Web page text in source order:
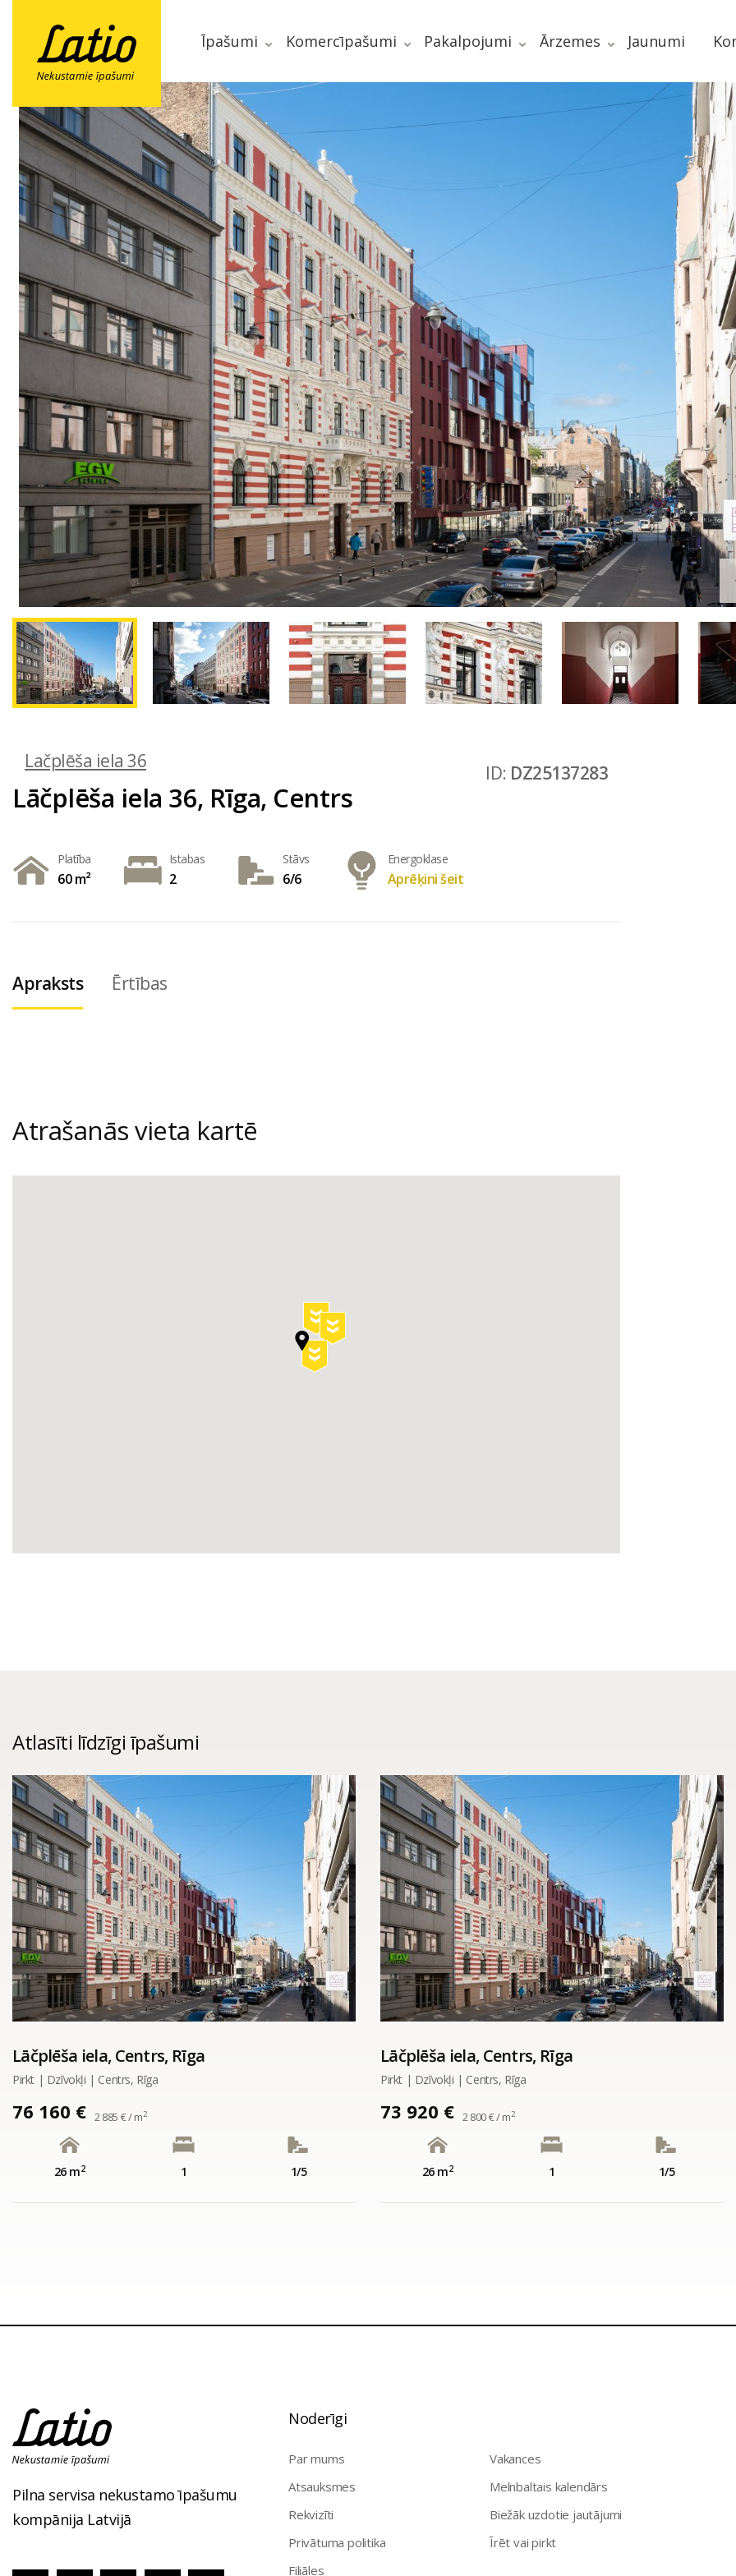
Īpašumi Komercīpašumi Pakalpojumi Ārzemes Jaunumi
Lačplēša iela 36
ID: DZ25137283
Lāčplēša iela 36, Rīga, Centrs
Platība
60 m²
Istabas
2
Stāvs
6/6
Energoklase
Aprēķini šeit
Apraksts Ērtības
Atrašanās vieta kartē
Atlasīti līdzīgi īpašumi
Lāčplēša iela, Centrs, Rīga
Pirkt | Dzīvokļi | Centrs, Rīga
76 160 € 2 885 € / m2
26 m2 1 1/5
Lāčplēša iela, Centrs, Rīga
Pirkt | Dzīvokļi | Centrs, Rīga
73 920 € 2 800 € / m2
26 m2 1 1/5
Pilna servisa nekustamo īpašumu
kompānija Latvijā
Noderīgi
Par mums
Atsauksmes
Rekvizīti
Privātuma politika
Filiāles
Vakances
Melnbaltais kalendārs
Biežāk uzdotie jautājumi
Īrēt vai pirkt